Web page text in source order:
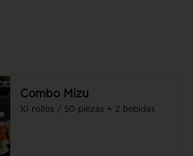
Combo Mizu
10 rollos / 50 piezas + 2 bebidas